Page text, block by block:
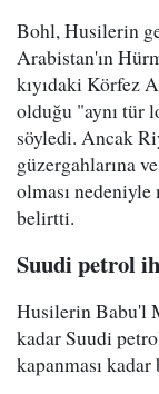
Bohl, Husilerin
Arabistan'ın
kıyıdaki Körfez
olduğu "aynı tür
söyledi. Ancak
güzergahlarına
olması nedeniyle
belirtti.
Suudi petrol
Husilerin Babu'l
kadar Suudi
kapanması